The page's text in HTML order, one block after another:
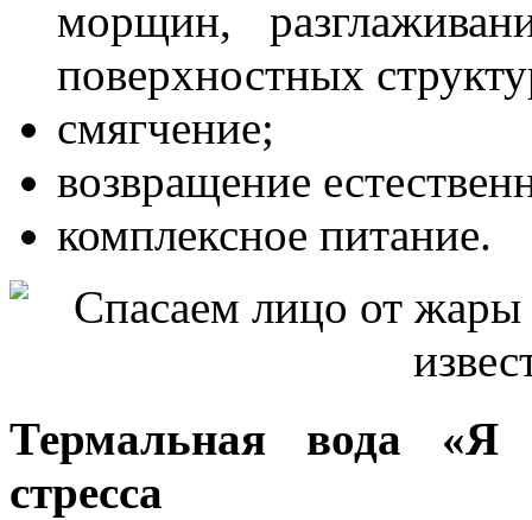
морщин,
поверхностных
смягчение;
возвращение
комплексное питание.
Термальная вода «Я
стресса